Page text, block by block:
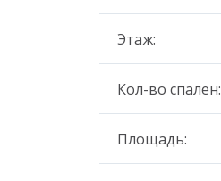
Этаж:
Кол-во спален:
Площадь: